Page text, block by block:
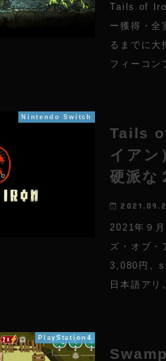
Tails of
ー獲得・全
るまでに大
フィーコン
Nintendo Switch
Tails
イアン
硬派な
2021年９
ズ・オブ・
3,080円。
日本語ア
PlayStation4